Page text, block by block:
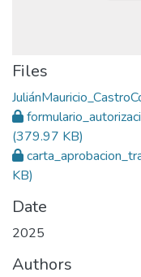
Files
(379.97 KB)
KB)
Date
2025
Authors